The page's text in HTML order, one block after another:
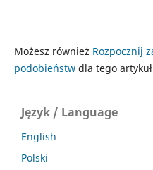
Możesz również Rozpocznij
podobieństwdla tego
Język / Language
English
Polski